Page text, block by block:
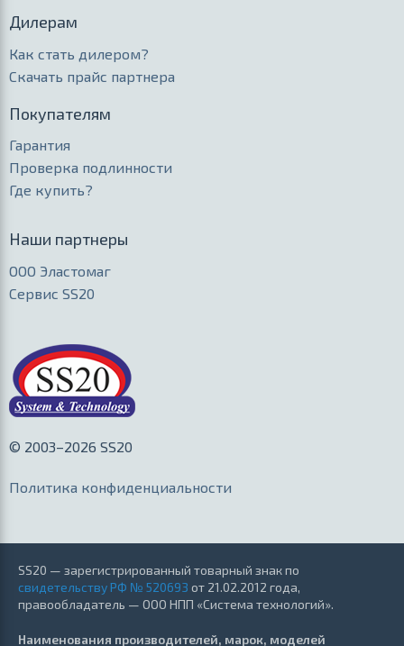
Дилерам
Как стать дилером?
Скачать прайс партнера
Покупателям
Гарантия
Проверка подлинности
Где купить?
Наши партнеры
ООО Эластомаг
Сервис SS20
© 2003–2026 SS20
Политика конфиденциальности
SS20 — зарегистрированный товарный знак по
свидетельству РФ № 520693 от 21.02.2012 года,
правообладатель — ООО НПП «Система технологий».
Наименования производителей, марок, моделей